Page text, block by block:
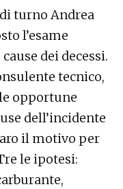
turno Andrea
l’esame
dei decessi.
tecnico,
opportune
dell’incidente
il motivo per
le ipotesi: